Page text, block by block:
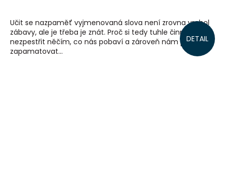
DETAIL
Učit se nazpaměť vyjmenovaná slova není zrovna vrchol
zábavy, ale je třeba je znát. Proč si tedy tuhle činnost
nezpestřit něčím, co nás pobaví a zároveň nám pomůže
zapamatovat...